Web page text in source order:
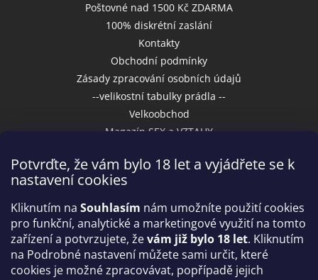
Potvrďte, že vám bylo 18 let a vyjádřete se k
nastavení cookies
Kliknutím na Souhlasím nám umožníte použití cookies
pro funkční, analytické a marketingové využití na tomto
zařízení a potvrzujete, ževám již bylo 18 let. Kliknutím
na Podrobné nastavení můžete sami určit, které
cookies je možné zpracovávat, popřípadě jejich
Poštovné nad 1500 Kč ZDARMA
100% diskrétní zaslání
Kontakty
Obchodní podmínky
Zásady zpracování osobních údajů
--velikostní tabulky prádla --
Velkoobchod
Magazín SEX a VZTAHY
Přijímáme online platby